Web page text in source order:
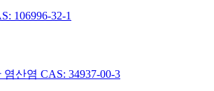
106996-32-1
산염 CAS: 34937-00-3